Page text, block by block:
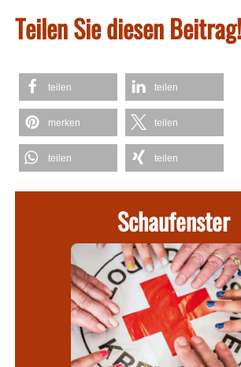
Teilen Sie diesen Beitrag!
teilen teilen
merken teilen
teilen teilen
Schaufenster